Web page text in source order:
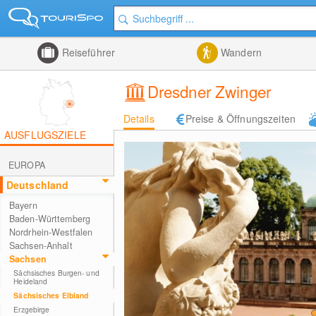
Reiseführer Wandern
Dresdner Zwinger
Details Preise & Öffnungszeiten
AUSFLUGSZIELE
EUROPA
Deutschland
Bayern
Baden-Württemberg
Nordrhein-Westfalen
Sachsen-Anhalt
Sachsen
Sächsisches Burgen- und
Heideland
Sächsisches Elbland
Erzgebirge